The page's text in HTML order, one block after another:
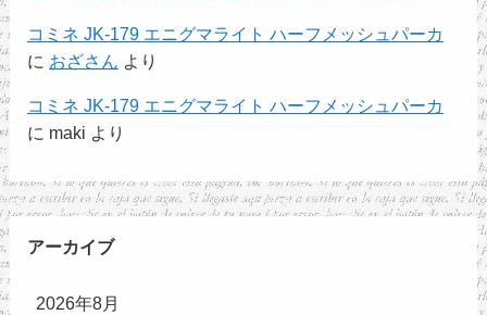
コミネ JK-179 エニグマライト ハーフメッシュパーカ
に おざさん より
コミネ JK-179 エニグマライト ハーフメッシュパーカ
に maki より
アーカイブ
2026年8月